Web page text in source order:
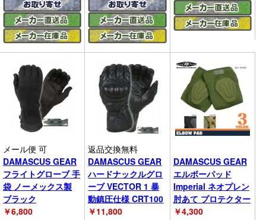
メール便 可
DAMASCUS GEAR
フライトグローブ 手
袋 ノーメックス製
ブラック
￥6,800
返品交換無料
DAMASCUS GEAR
ハードナックルグロ
ーブ VECTOR 1 暴
動鎮圧仕様 CRT100
￥11,800
DAMASCUS GEAR
エルボーパッド
Imperial ネオプレン
肘あて プロテクター
￥4,300